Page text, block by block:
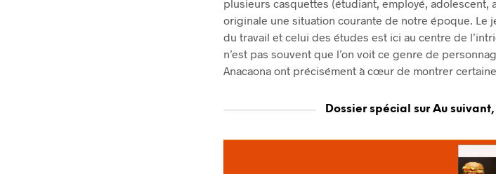
plusieurs casquettes (étudiant, employé, adolescent,
originale une situation courante de notre époque. Le
du travail et celui des études est ici au centre de
n’est pas souvent que l’on voit ce genre de
Anacaona ont précisément à cœur de montrer
Dossier spécial sur Au